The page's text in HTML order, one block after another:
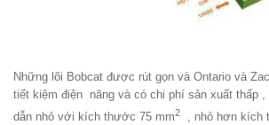
Những lõi Bobcat được rút gọn và Ontario và
tiết kiệm điện năng và có chi phí sản xuất thấp ,
dẫn nhỏ với kích thước 75 mm2
, nhỏ hơn kích